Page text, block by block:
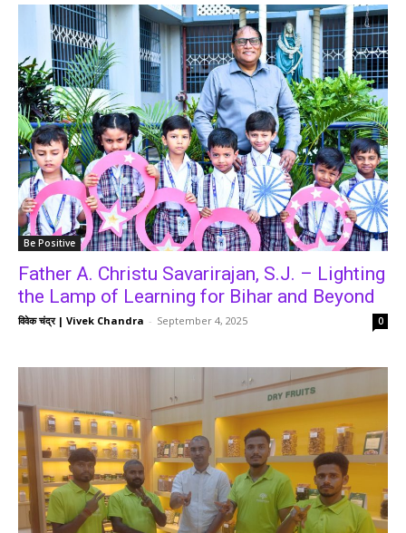
Be Positive
Father A. Christu Savarirajan, S.J. – Lighting
the Lamp of Learning for Bihar and Beyond
विवेक चंद्र | Vivek Chandra - September 4, 2025 0